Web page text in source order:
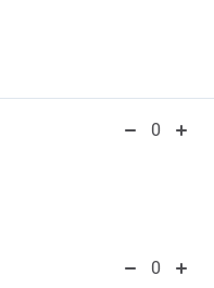
0
0